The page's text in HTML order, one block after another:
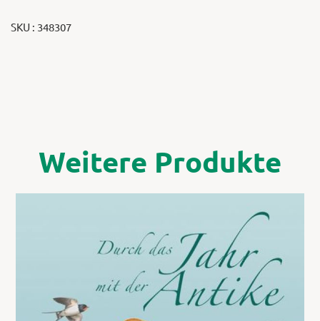
SKU : 348307
Weitere Produkte